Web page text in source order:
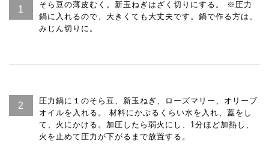
そら豆の薄皮むく。新玉ねぎはざく切りにする。 ※圧力
鍋に入れるので、大きくても大丈夫です。鍋で作る方は、
みじん切りに。
圧力鍋に１のそら豆、新玉ねぎ、ローズマリー、オリーブ
オイルを入れる。 材料にかぶるくらい水を入れ、蓋をし
て、火にかける。加圧したら弱火にし、1分ほど加熱し、
火を止めて圧力が下がるまで放置する。